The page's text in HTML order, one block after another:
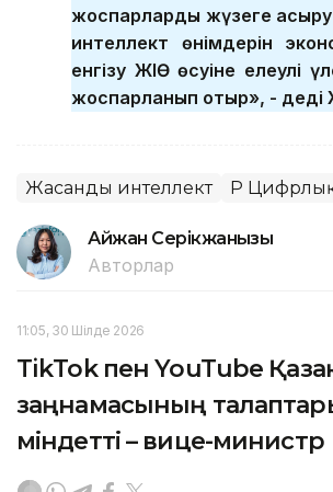
жоспарларды жүзеге
интеллект өнімдерін
енгізу ЖІӨ өсуіне елеулі
жоспарланып отыр», - деді
Жасанды интеллект ҚР
Айжан Серікжанқызы
Авторлар
11:05, 30 Шілде 2026
TikTok пен YouTube
заңнамасының
міндетті – вице-министр